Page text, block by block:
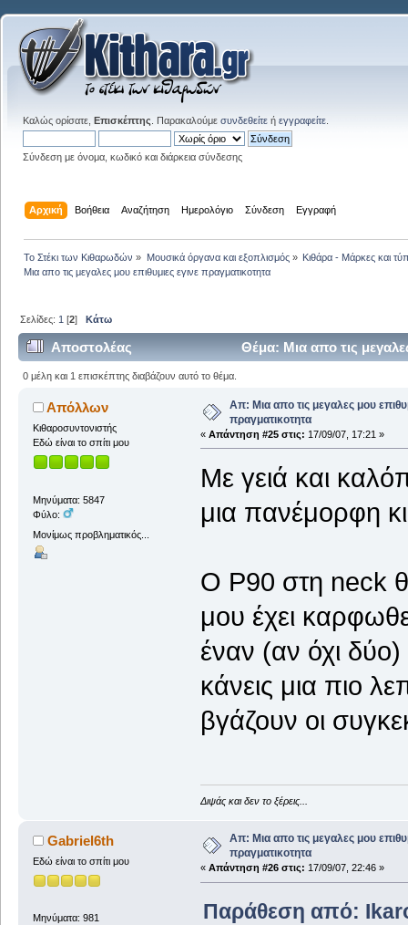
Καλώς ορίσατε, Επισκέπτης . Παρακαλούμε συνδεθείτε ή εγγραφείτε
Σύνδεση με όνομα, κωδικό και διάρκεια σύνδεσης
Αρχική Βοήθεια Αναζήτηση Ημερολόγιο Σύνδεση Εγγραφή
Το Στέκι των Κιθαρωδών » Μουσικά όργανα και εξοπλισμός» Κιθάρα - Μάρκες και
Μια απο τις μεγαλες μου επιθυμιες εγινε πραγματικοτητα
Σελίδες: 1 [2]Κάτω
Αποστολέας Θέμα: Μια απο τις
0 μέλη και 1 επισκέπτης διαβάζουν αυτό το θέμα.
Απόλλων
Κιθαροσυντονιστής
Εδώ είναι το σπίτι μου
Μηνύματα: 5847
Φύλο:
Μονίμως προβληματικός...
Απ: Μια απο τις μεγαλες μου
πραγματικοτητα
« Απάντηση #25 στις: 17/09/07, 17:21 »
Με γειά και
μια πανέμορφη
O P90 στη neck
μου έχει
έναν (αν όχι
κάνεις μια πιο
βγάζουν οι
Διψάς και δεν το ξέρεις...
Gabriel6th
Εδώ είναι το σπίτι μου
Μηνύματα: 981
Απ: Μια απο τις μεγαλες μου
πραγματικοτητα
« Απάντηση #26 στις: 17/09/07, 22:46 »
Παράθεση από: